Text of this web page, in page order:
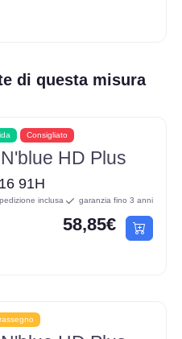
di questa misura
Consigliato
N'blue HD Plus
91H
inclusa garanzia fino 3 anni
58,85€